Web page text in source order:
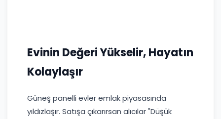
Evinin Değeri Yükselir, Hayatın
Kolaylaşır
Güneş panelli evler emlak piyasasında
yıldızlaşır. Satışa çıkarırsan alıcılar "Düşük